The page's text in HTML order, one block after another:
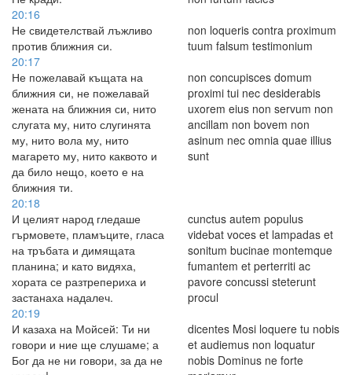
20:16
Не свидетелствай лъжливо
против ближния си.
non loqueris contra proximum
tuum falsum testimonium
20:17
Не пожелавай къщата на
ближния си, не пожелавай
жената на ближния си, нито
слугата му, нито слугинята
му, нито вола му, нито
магарето му, нито каквото и
да било нещо, което е на
ближния ти.
non concupisces domum
proximi tui nec desiderabis
uxorem eius non servum non
ancillam non bovem non
asinum nec omnia quae illius
sunt
20:18
И целият народ гледаше
гърмовете, пламъците, гласа
на тръбата и димящата
планина; и като видяха,
хората се разтрепериха и
застанаха надалеч.
cunctus autem populus
videbat voces et lampadas et
sonitum bucinae montemque
fumantem et perterriti ac
pavore concussi steterunt
procul
20:19
И казаха на Мойсей: Ти ни
говори и ние ще слушаме; а
Бог да не ни говори, за да не
dicentes Mosi loquere tu nobis
et audiemus non loquatur
nobis Dominus ne forte